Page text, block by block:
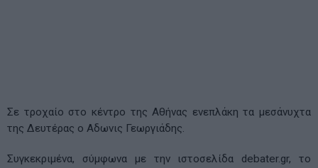
Σε τροχαίο στο κέντρο της Αθήνας ενεπλάκη τα μεσάνυχτα
της Δευτέρας ο Αδωνις Γεωργιάδης.
Συγκεκριμένα, σύμφωνα με την ιστοσελίδα debater.gr, το